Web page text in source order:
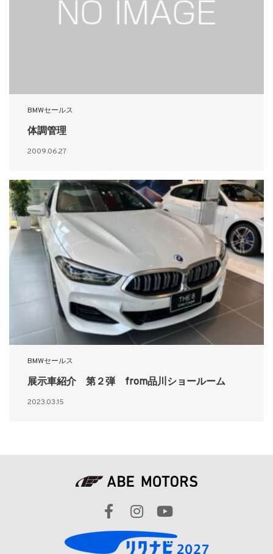
BMWセールス
体調管理
2009.06.27
BMWセールス
展示車紹介 第２弾 from品川ショールーム
2023.03.15